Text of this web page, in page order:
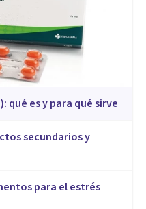
es y para qué sirve
secundarios y
para el estrés